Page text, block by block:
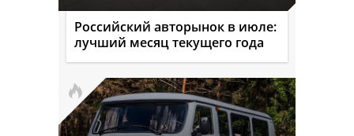
Российский авторынок в июле:
лучший месяц текущего года